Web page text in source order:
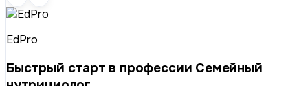
EdPro
Быстрый старт в профессии Семейный